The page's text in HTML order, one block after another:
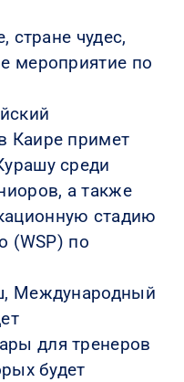
стране чудес,
мероприятие по
Каире примет
среди
а также
стадию
(WSP) по
Международный
для тренеров
будет